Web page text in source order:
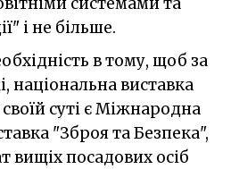
і не більше.
в тому, щоб за
національна виставка
суті є Міжнародна
"Зброя та Безпека",
вищіх посадових осіб